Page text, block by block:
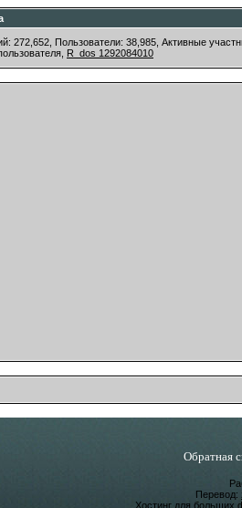
272,652, Пользователи: 38,985, Активные
R_dos 1292084010
Обратная
Перевод:
Хостинг для больших